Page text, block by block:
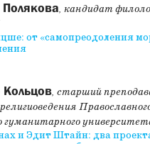
Ястребова на книгу М.
и иудаизм» (Москва:
на книгу А. Бермана
русской религиозной
богословско-
чтения «Николай Неплюев и
деле духовного возрождения
2023 года (М. В. Шилкина);
, кандидат
от «самопреодоления
, старший
гуманитарного
и Эдит Штайн: два